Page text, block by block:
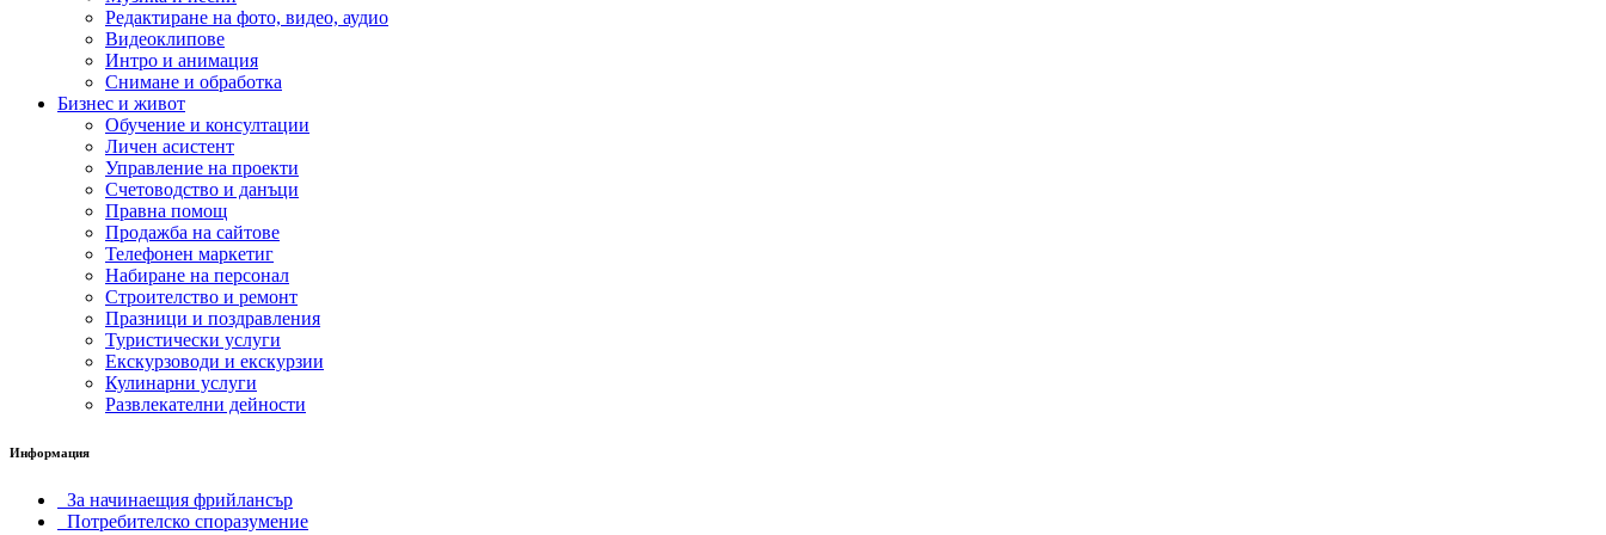
Редактиране на фото, видео, аудио
Видеоклипове
Интро и анимация
Снимане и обработка
Бизнес и живот
Обучение и консултации
Личен асистент
Управление на проекти
Счетоводство и данъци
Правна помощ
Продажба на сайтове
Телефонен маркетиг
Набиране на персонал
Строителство и ремонт
Празници и поздравления
Туристически услуги
Екскурзоводи и екскурзии
Кулинарни услуги
Развлекателни дейности
Информация
За начинаещия фрийлансър
Потребителско споразумение